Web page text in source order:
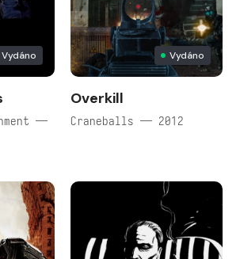
Vydáno
—
Vydáno
Overkill
Craneballs — 2012